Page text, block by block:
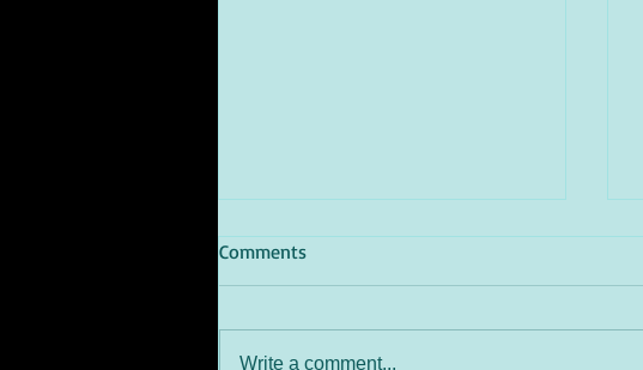
Comments
Write a comment...